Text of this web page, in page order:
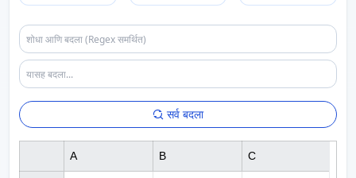
सर्व बदला
A B C